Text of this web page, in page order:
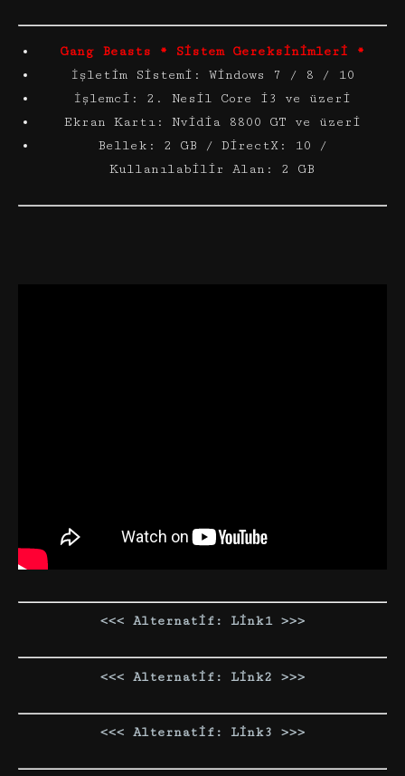
Gang Beasts * Sistem Gereksinimleri *
İşletim Sistemi: Windows 7 / 8 / 10
İşlemci: 2. Nesil Core i3 ve üzeri
Ekran Kartı: Nvidia 8800 GT ve üzeri
Bellek: 2 GB / DirectX: 10 /
Kullanılabilir Alan: 2 GB
<<< Alternatif: Link1 >>>
<<< Alternatif: Link2 >>>
<<< Alternatif: Link3 >>>